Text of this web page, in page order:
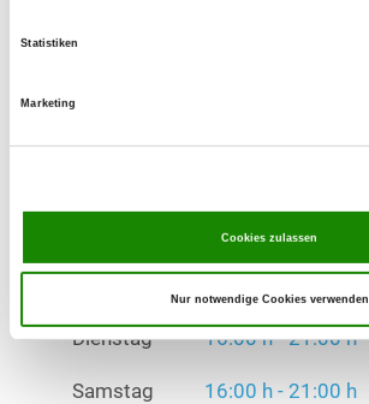
Statistiken
Marketing
Cookies zulassen
Nur notwendige Cookies verwenden
Dienstag 16:00 h - 21:00 h
Samstag 16:00 h - 21:00 h
Sonntag Nach Absprache
Übungszeiten im Winter:
Dienstag 16:00 h - 21:00 h
Samstag 16:00 h - 21:00 h